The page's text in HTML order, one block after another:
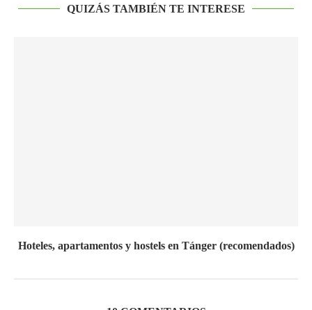
QUIZÁS TAMBIÉN TE INTERESE
Hoteles, apartamentos y hostels en Tánger (recomendados)